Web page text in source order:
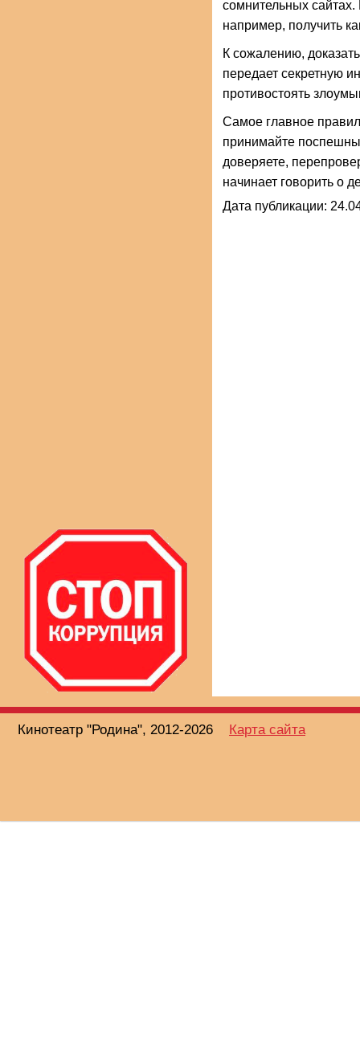
сомнительных
например, получить
К сожалению,
передает секретную
противостоять
Самое главное
принимайте
доверяете,
начинает говорить о
Дата публикации:
Кинотеатр "Родина", 2012-2026 Карта сайта